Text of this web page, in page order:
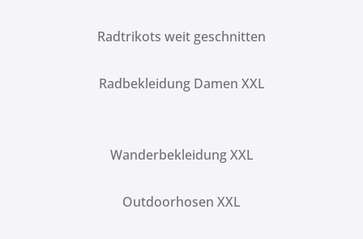
Radtrikots weit geschnitten
Radbekleidung Damen XXL
Wanderbekleidung XXL
Outdoorhosen XXL